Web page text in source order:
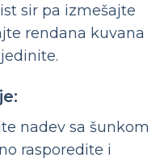
sir pa izmešajte
rendana kuvana
nadev sa šunkom
rasporedite i